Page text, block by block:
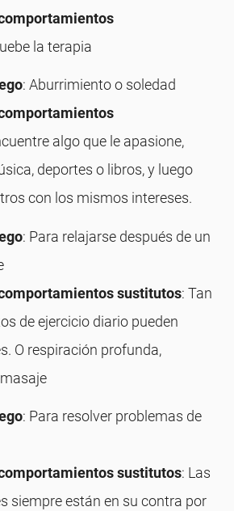
la terapia
: Aburrimiento o soledad
algo que le apasione,
deportes o libros, y luego
con los mismos intereses.
: Para relajarse después de un
sustitutos: Tan
de ejercicio diario pueden
O respiración profunda,
: Para resolver problemas de
sustitutos: Las
siempre están en su contra por